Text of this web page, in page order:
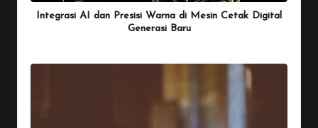
Integrasi AI dan Presisi Warna di Mesin Cetak Digital
Generasi Baru